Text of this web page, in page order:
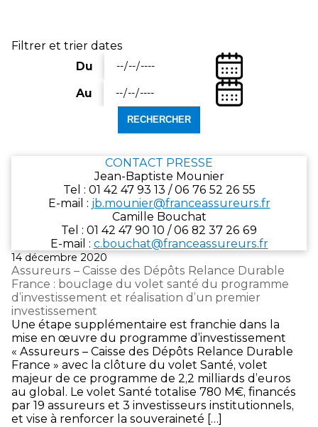
Publié
le
14 décembre 2020
Assureurs – Caisse des Dépôts Relance Durable
France : bouclage du volet santé du programme
d’investissement et réalisation d’un premier
investissement
Une étape supplémentaire est franchie dans la
mise en œuvre du programme d’investissement
« Assureurs – Caisse des Dépôts Relance Durable
France » avec la clôture du volet Santé, volet
majeur de ce programme de 2,2 milliards d’euros
au global. Le volet Santé totalise 780 M€, financés
par 19 assureurs et 3 investisseurs institutionnels,
et vise à renforcer la souveraineté […]
Filtrer et trier dates
Du
(Date
de
départ)
Entrez
date
jj/mm/aaaa.
Au
(Date
de
Entrez
format
jj/mm/aaaa.
CONTACT PRESSE
Jean-Baptiste Mounier
Tel : 01 42 47 93 13 / 06 76 52 26 55
E‑mail : jb.mounier@franceassureurs.fr
Camille Bouchat
Tel : 01 42 47 90 10 / 06 82 37 26 69
E‑mail : c.bouchat@franceassureurs.fr